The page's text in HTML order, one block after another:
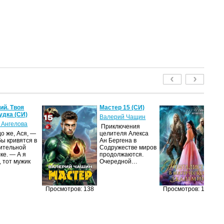
Твоя
(СИ)
же, Ася, —
кривятся в
— А я
тот мужик
Просмотров: 138
Мастер 15 (СИ)
Валерий Чащин
Приключения
целителя Алекса
Ан Бергена в
Содружестве миров
продолжаются.
Очередной…
Просмотров: 127